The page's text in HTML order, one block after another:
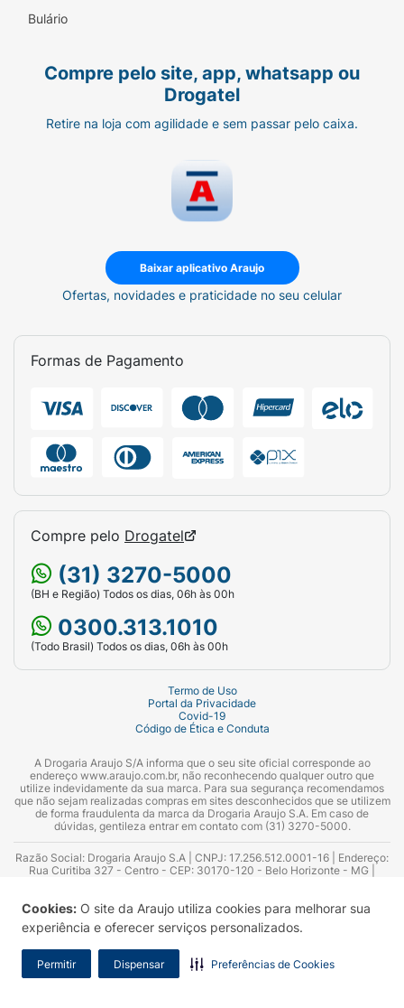
Cookies: O site da Araujo utiliza cookies para melhorar sua
experiência e oferecer serviços personalizados.
Permitir Dispensar Preferências de Cookies
Bulário
Compre pelo site, app, whatsapp ou
Drogatel
Retire na loja com agilidade e sem passar pelo caixa.
Baixar aplicativo Araujo
Ofertas, novidades e praticidade no seu celular
Formas de Pagamento
Compre pelo Drogatel
(31) 3270-5000
(BH e Região) Todos os dias, 06h às 00h
0300.313.1010
(Todo Brasil) Todos os dias, 06h às 00h
Termo de Uso
Portal da Privacidade
Covid-19
Código de Ética e Conduta
A Drogaria Araujo S/A informa que o seu site oficial corresponde ao
endereço www.araujo.com.br, não reconhecendo qualquer outro que
utilize indevidamente da sua marca. Para sua segurança recomendamos
que não sejam realizadas compras em sites desconhecidos que se utilizem
de forma fraudulenta da marca da Drogaria Araujo S.A. Em caso de
dúvidas, gentileza entrar em contato com (31) 3270-5000.
Razão Social: Drogaria Araujo S.A | CNPJ: 17.256.512.0001-16 | Endereço:
Rua Curitiba 327 - Centro - CEP: 30170-120 - Belo Horizonte - MG |
Azevedo Guimarães – CRF 10.965 | Yasmin Silva Alvarenga – CRF 52.584 -
Consultor substituto: Thiago Aguiar Pinheiro - CRF Nº 13.748. Alvará
Sanitário: 2025020713 | Autorização de Funcionamento da Empresa (AFE):